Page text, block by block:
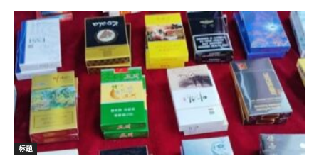
况显示朝鲜派到中国的工人人数大幅增加了。中国东北地区制造业面临
严重的劳动力紧缺也是朝鲜工人需求增加的重要原因。 3日，据DailyNK
中国消息人士介绍，最近中国东北地区的一些制造业为了尽快雇佣朝鲜
工人，向地方政府支付1人1000元人民币的手续费了。 这笔钱是为雇佣
朝鲜工人提交的一种“加快”费用，能让朝鲜工人一个月内入境工作。因
此如果想快速雇佣500名朝鲜工人就需要花50万元人民币。 因为东北地
区生产领域人力非常紧缺，中国企业甘愿支付巨额费用也想让朝鲜工人
尽快来工作了。 辽宁、吉林和黑龙江等中国东北三省的青年到北京、上
海、广东等大城市和沿海地区就业以来，制造业领域出现了人力紧缺现
象。 再加上中国青年阶层的受教育程度提高，不愿意到劳动强度高的制
标题